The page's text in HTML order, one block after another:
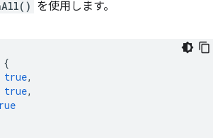
を使用します。
{
true,
true,